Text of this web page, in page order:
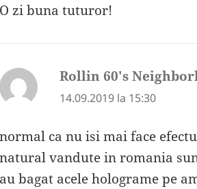
O zi buna tuturor!
Rollin 60's
14.09.2019 la 15:30
normal ca nu isi mai face
natural vandute in romania
au bagat acele holograme pe